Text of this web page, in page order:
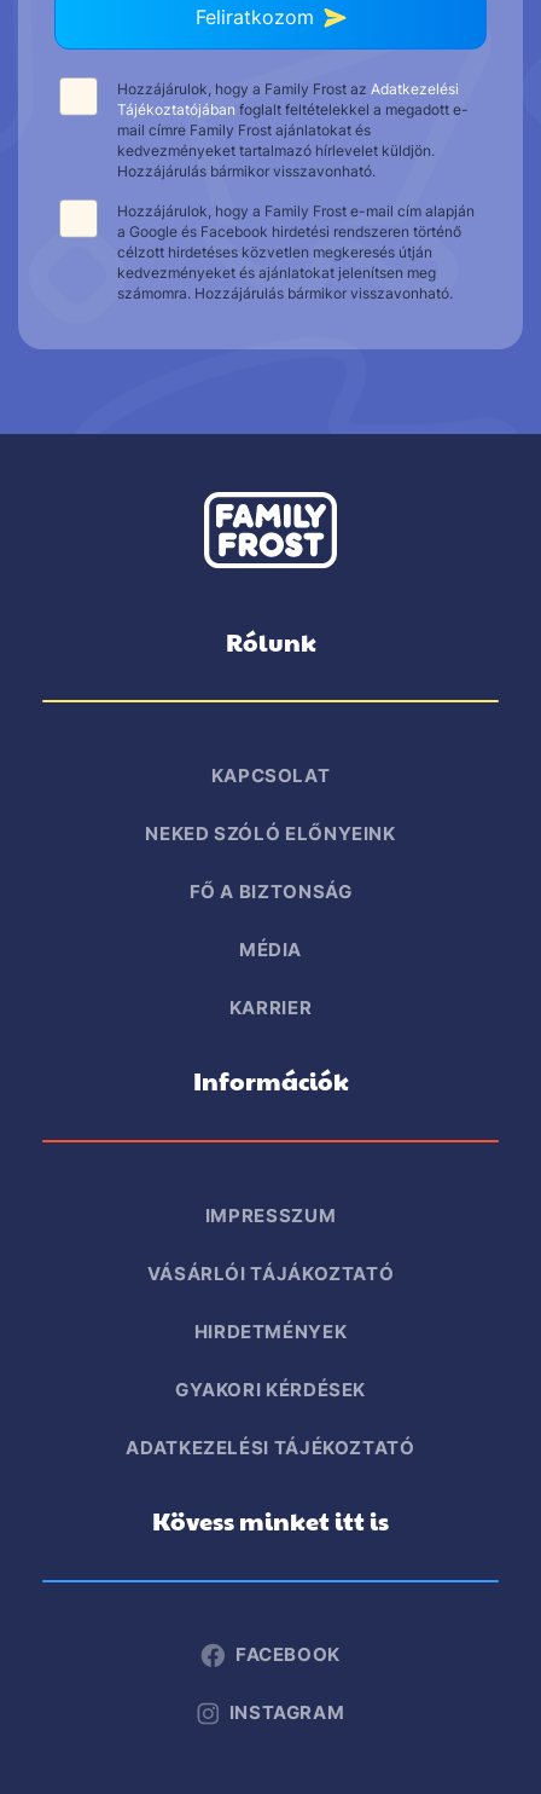
Feliratkozom
Hozzájárulok, hogy a Family Frost az Adatkezelési
Tájékoztatójában foglalt feltételekkel a megadott e-
mail címre Family Frost ajánlatokat és
kedvezményeket tartalmazó hírlevelet küldjön.
Hozzájárulás bármikor visszavonható.
Hozzájárulok, hogy a Family Frost e-mail cím alapján
a Google és Facebook hirdetési rendszeren történő
célzott hirdetéses közvetlen megkeresés útján
kedvezményeket és ajánlatokat jelenítsen meg
számomra. Hozzájárulás bármikor visszavonható.
Rólunk
KAPCSOLAT
NEKED SZÓLÓ ELŐNYEINK
FŐ A BIZTONSÁG
MÉDIA
KARRIER
Információk
IMPRESSZUM
VÁSÁRLÓI TÁJÁKOZTATÓ
HIRDETMÉNYEK
GYAKORI KÉRDÉSEK
ADATKEZELÉSI TÁJÉKOZTATÓ
Kövess minket itt is
FACEBOOK
INSTAGRAM